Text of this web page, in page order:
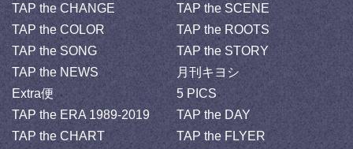
TAP the CHANGE
TAP the SCENE
TAP the COLOR
TAP the ROOTS
TAP the SONG
TAP the STORY
TAP the NEWS
月刊キヨシ
Extra便
5 PICS
TAP the ERA 1989-2019
TAP the DAY
TAP the CHART
TAP the FLYER